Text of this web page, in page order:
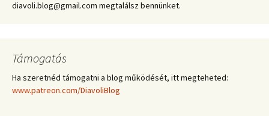
diavoli.blog@gmail.com megtalálsz bennünket.
Támogatás
Ha szeretnéd támogatni a blog működését, itt megteheted:
www.patreon.com/DiavoliBlog